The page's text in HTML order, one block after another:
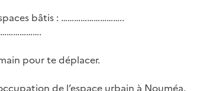
bâtis : ………………………..
pour te déplacer.
de l’espace urbain à Nouméa.